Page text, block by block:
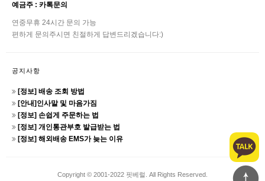
예금주 : 카톡문의
연중무휴 24시간 문의 가능
편하게 문의주시면 친절하게 답변드리겠습니다:)
공지사항
[정보] 배송 조회 방법
[안내]인사말 및 마음가짐
[정보] 손쉽게 주문하는 법
[정보] 개인통관부호 발급받는 법
[정보] 해외배송 EMS가 늦는 이유
Copyright © 2001-2022 핏베럴. All Rights Reserved.